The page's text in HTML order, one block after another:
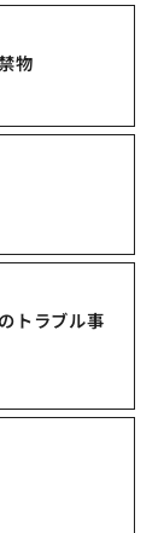
物
トラブル事